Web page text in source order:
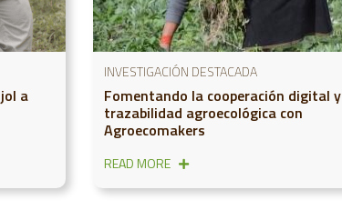
a
INVESTIGACIÓN DESTACADA
Fomentando la cooperación digital y
trazabilidad agroecológica con
Agroecomakers
READ MORE